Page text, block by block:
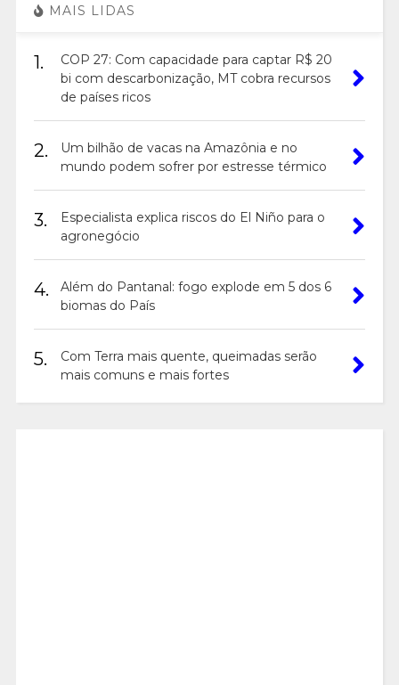
MAIS LIDAS
1.
COP 27: Com capacidade para captar R$ 20
bi com descarbonização, MT cobra recursos
de países ricos
2.
Um bilhão de vacas na Amazônia e no
mundo podem sofrer por estresse térmico
3.
Especialista explica riscos do El Niño para o
agronegócio
4.
Além do Pantanal: fogo explode em 5 dos 6
biomas do País
5.
Com Terra mais quente, queimadas serão
mais comuns e mais fortes